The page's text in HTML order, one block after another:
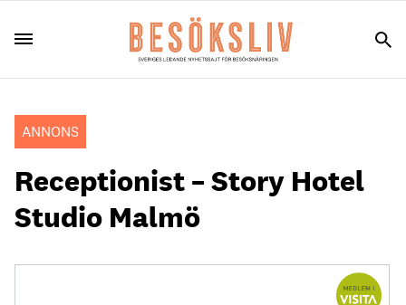
ANNONS
Receptionist – Story Hotel
Studio Malmö